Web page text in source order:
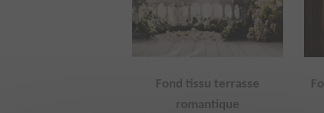
Fond tissu terrasse
romantique